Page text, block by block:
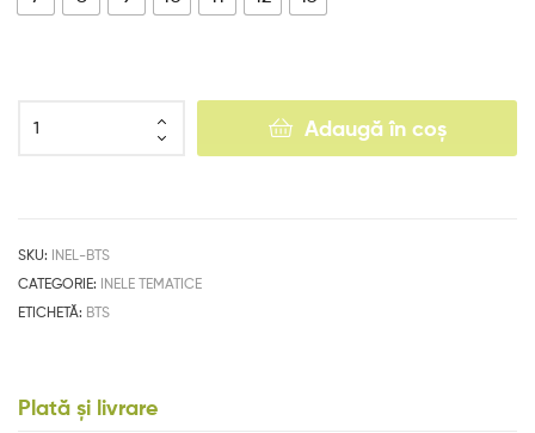
Adaugă în coș
SKU: INEL-BTS
CATEGORIE: INELE TEMATICE
ETICHETĂ: BTS
Plată și livrare